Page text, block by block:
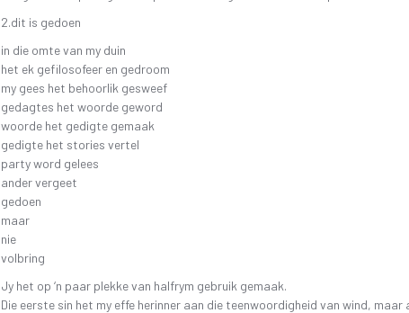
2.dit is gedoen
in die omte van my duin
het ek gefilosofeer en gedroom
my gees het behoorlik gesweef
gedagtes het woorde geword
woorde het gedigte gemaak
gedigte het stories vertel
party word gelees
ander vergeet
gedoen
maar
nie
volbring
Jy het op ‘n paar plekke van halfrym gebruik gemaak.
Die eerste sin het my effe herinner aan die teenwoordigheid van wind, maar